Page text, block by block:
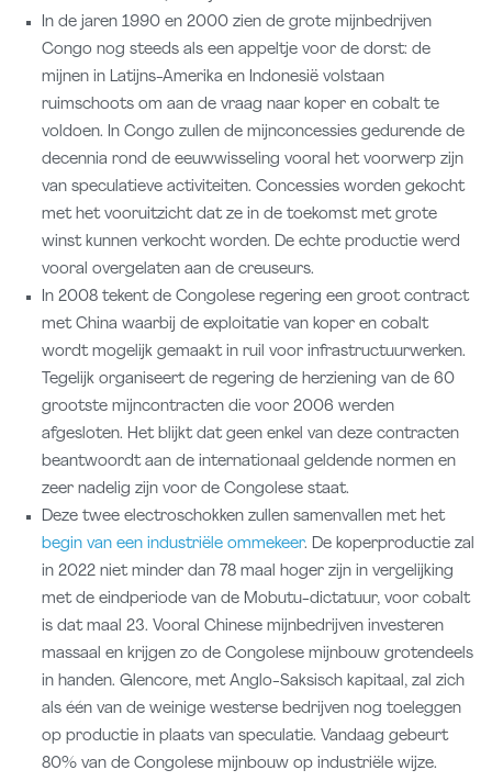
In de jaren 1990 en 2000 zien de grote mijnbedrijven
Congo nog steeds als een appeltje voor de dorst: de
mijnen in Latijns-Amerika en Indonesië volstaan
ruimschoots om aan de vraag naar koper en cobalt te
voldoen. In Congo zullen de mijnconcessies gedurende de
decennia rond de eeuwwisseling vooral het voorwerp zijn
van speculatieve activiteiten. Concessies worden gekocht
met het vooruitzicht dat ze in de toekomst met grote
winst kunnen verkocht worden. De echte productie werd
vooral overgelaten aan de creuseurs.
In 2008 tekent de Congolese regering een groot contract
met China waarbij de exploitatie van koper en cobalt
wordt mogelijk gemaakt in ruil voor infrastructuurwerken.
Tegelijk organiseert de regering de herziening van de 60
grootste mijncontracten die voor 2006 werden
afgesloten. Het blijkt dat geen enkel van deze contracten
beantwoordt aan de internationaal geldende normen en
zeer nadelig zijn voor de Congolese staat.
Deze twee electroschokken zullen samenvallen met het
begin van een industriële ommekeer. De koperproductie zal
in 2022 niet minder dan 78 maal hoger zijn in vergelijking
met de eindperiode van de Mobutu-dictatuur, voor cobalt
is dat maal 23. Vooral Chinese mijnbedrijven investeren
massaal en krijgen zo de Congolese mijnbouw grotendeels
in handen. Glencore, met Anglo-Saksisch kapitaal, zal zich
als één van de weinige westerse bedrijven nog toeleggen
op productie in plaats van speculatie. Vandaag gebeurt
80% van de Congolese mijnbouw op industriële wijze.